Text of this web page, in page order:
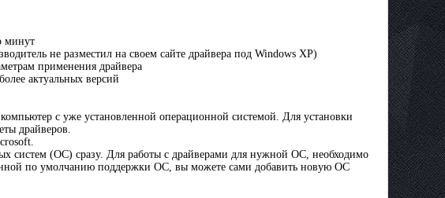
минут
не разместил на своем сайте драйвера под Windows XP)
применения драйвера
актуальных версий
с уже установленной операционной системой. Для установки
драйверов.
систем (ОС) сразу. Для работы с драйверами для нужной ОС, необходимо
по умолчанию поддержки ОС, вы можете сами добавить новую ОС